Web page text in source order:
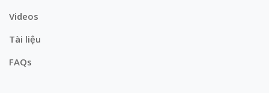
Videos
Tài liệu
FAQs